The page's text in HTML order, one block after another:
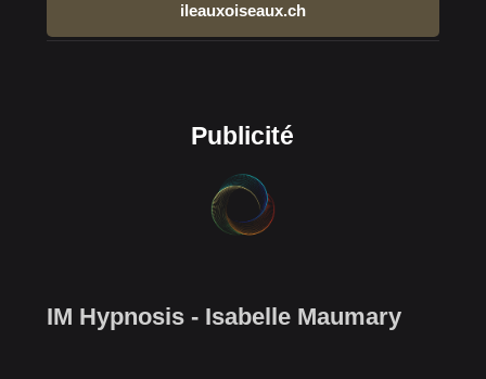
ileauxoiseaux.ch
Publicité
IM Hypnosis - Isabelle Maumary